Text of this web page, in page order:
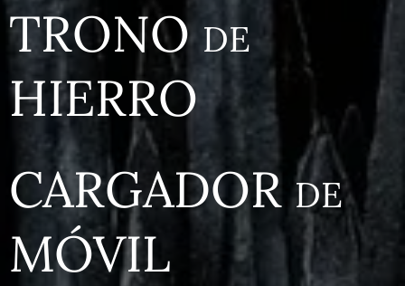
TRONODE
HIERRO
CARGADORDE
MÓVIL